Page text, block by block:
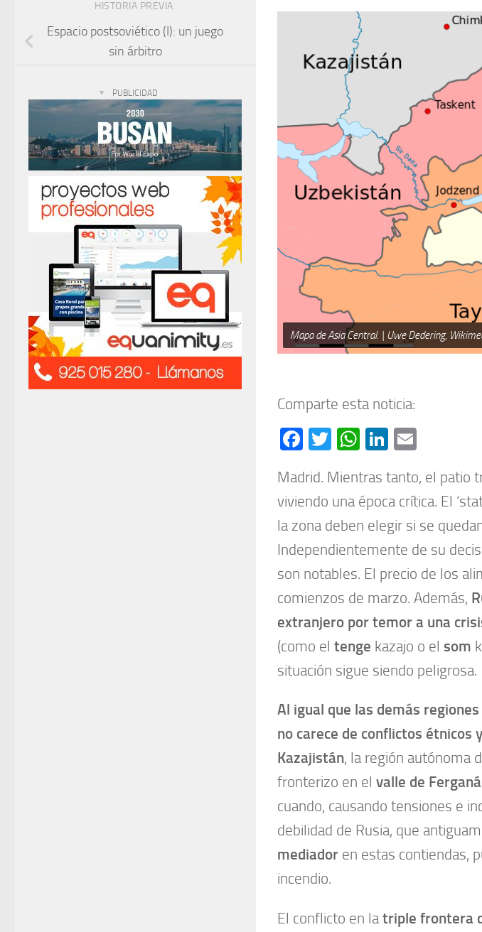
Mapa de Asia Central. | Uwe Dedering,
Comparte esta noticia:
Facebook
Twitter
WhatsApp
LinkedIn
Madrid. Mientras tanto, el patio
viviendo una época crítica. El
la zona deben elegir si se
Independientemente de su
son notables. El precio de los
comienzos de marzo. Además,
extranjero por temor a una
(como el tenge kazajo o el som
situación sigue siendo peligrosa.
Al igual que las demás
no carece de conflictos étnicos
Kazajistán, la región autónoma
fronterizo en el valle de Ferganá
cuando, causando tensiones e
debilidad de Rusia, que
mediador en estas contiendas,
incendio.
El conflicto en la triple frontera
HISTORIA PREVIA
Espacio postsoviético (I): un juego
sin árbitro
PUBLICIDAD